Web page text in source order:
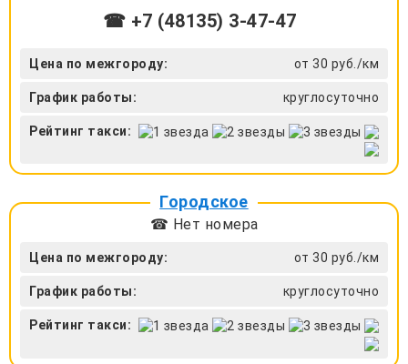
☎ +7 (48135) 3-47-47
Цена по межгороду: от 30 руб./км
График работы: круглосуточно
Рейтинг такси:
Городское
☎ Нет номера
Цена по межгороду: от 30 руб./км
График работы: круглосуточно
Рейтинг такси: